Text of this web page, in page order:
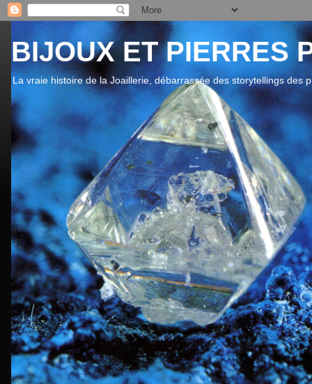
BIJOUX ET PIERRES
La vraie histoire de la Joaillerie, débarrassée des storytellings des